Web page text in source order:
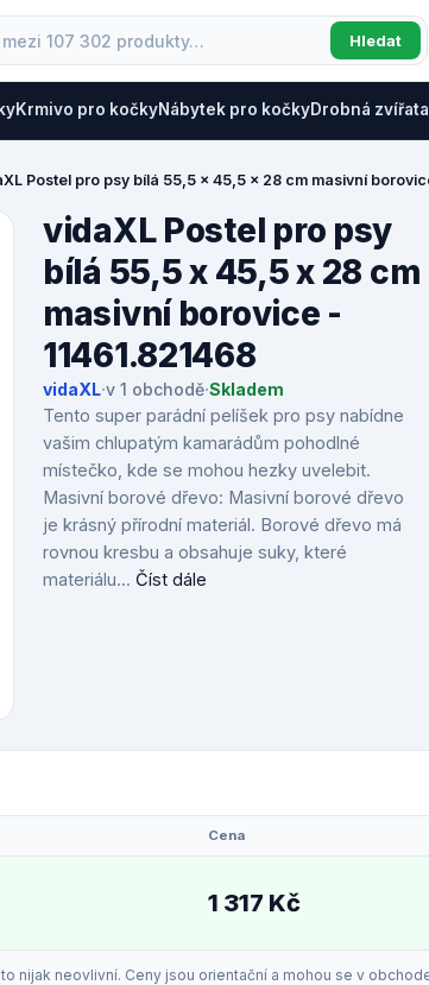
Hledat
Krmivo pro kočkyNábytek pro kočkyDrobná zvířata
Postel pro psy bílá 55,5 x 45,5 x 28 cm masivní
vidaXL Postel pro psy
bílá 55,5 x 45,5 x 28 cm
masivní borovice -
11461.821468
vidaXL·v 1 obchodě·Skladem
Tento super parádní pelíšek pro psy nabídne
vašim chlupatým kamarádům pohodlné
místečko, kde se mohou hezky uvelebit.
Masivní borové dřevo: Masivní borové dřevo
je krásný přírodní materiál. Borové dřevo má
rovnou kresbu a obsahuje suky, které
materiálu... Číst dále
Cena
1 317 Kč
nijak neovlivní. Ceny jsou orientační a mohou se v